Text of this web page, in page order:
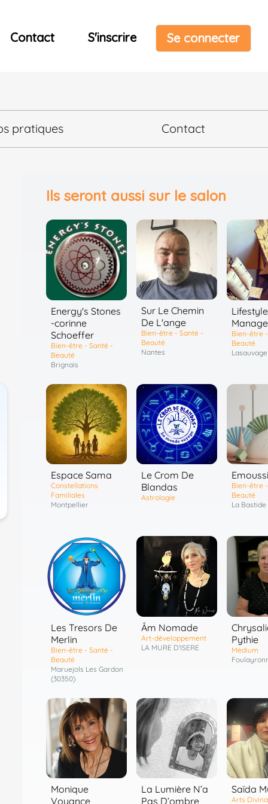
Contact S'inscrire Se connecter
pratiques Contact
Ils seront aussi sur le salon
Energy's Stones
-corinne
Schoeffer
Bien-être - Santé -
Beauté
Brignais
Sur Le Chemin
De L'ange
Bien-être - Santé -
Beauté
Nantes
Lifestyle
Bien-être
Beauté
Lasauvage
Espace Sama
Constellations
Familiales
Montpellier
Le Crom De
Blandas
Astrologie
Bien-être
Beauté
La
Les Tresors De
Merlin
Bien-être - Santé -
Beauté
Maruejols Les Gardon
(30350)
Âm Nomade
Art-développement
LA MURE D'ISERE
Pythie
Médium
Monique
Voyance
La Lumière N’a
Pas D’ombre
Saïda
Arts